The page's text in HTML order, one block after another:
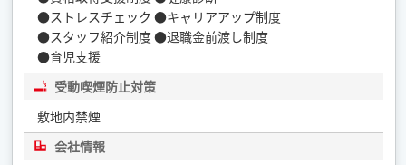
●ストレスチェック ●キャリアアップ制度
●スタッフ紹介制度 ●退職金前渡し制度
●育児支援
受動喫煙防止対策
敷地内禁煙
会社情報